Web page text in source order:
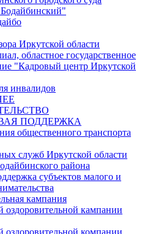
Иркутской области
областное государственное
"Кадровый центр Иркутской
инвалидов
ПОДДЕРЖКА
общественного транспорта
служб Иркутской области
района
субъектов малого и
кампания
оздоровительной кампании
оздоровительной компании